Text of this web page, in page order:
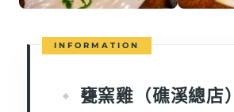
甕窯雞（礁溪總店）